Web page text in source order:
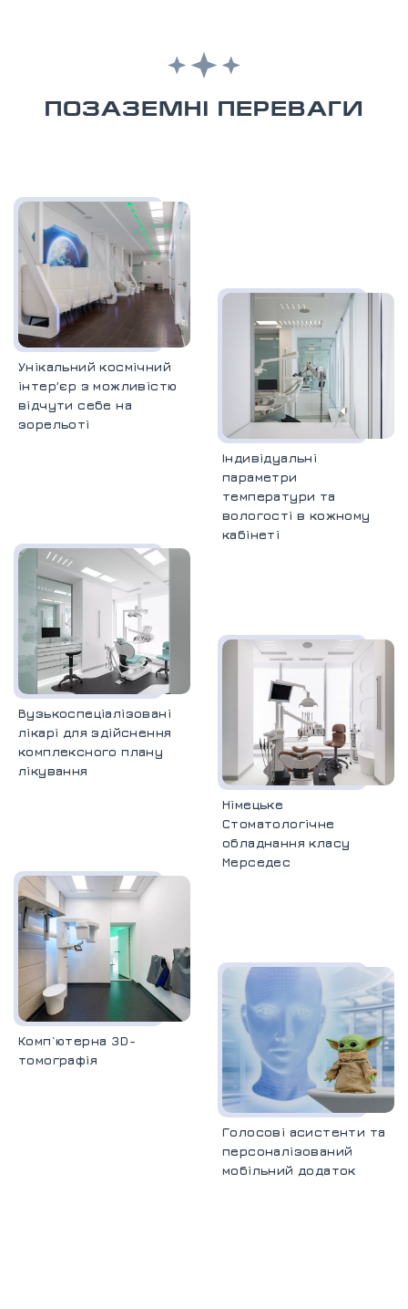
ПОЗАЗЕМНІ ПЕРЕВАГИ
Унікальний космічний
інтерʼєр з можливістю
відчути себе на
зорельоті
Індивідуальні
параметри
температури та
вологості в кожному
кабінеті
Вузькоспеціалізовані
лікарі для здійснення
комплексного плану
лікування
Німецьке
Стоматологічне
обладнання класу
Мерседес
Комп`ютерна 3D-
томографія
Голосові асистенти та
персоналізований
мобільний додаток